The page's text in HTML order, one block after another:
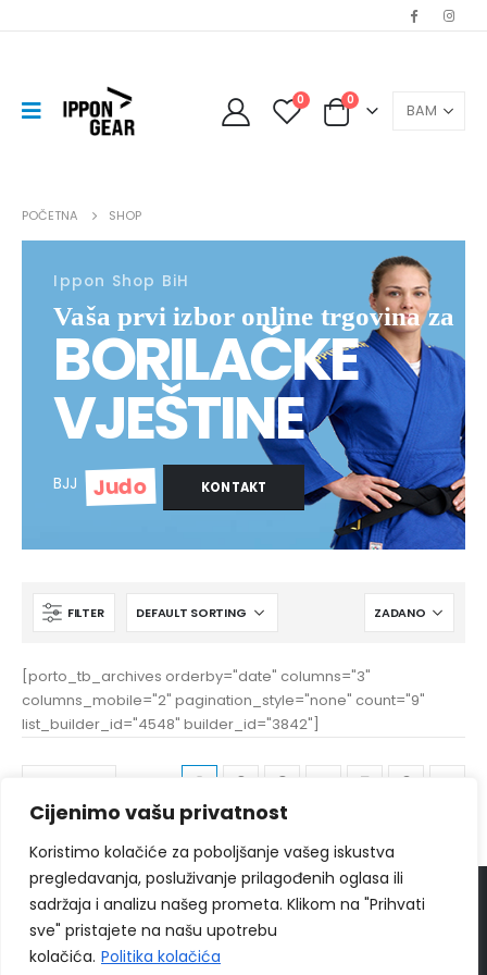
Cijenimo vašu privatnost
Koristimo kolačiće za poboljšanje vašeg iskustva
pregledavanja, posluživanje prilagođenih oglasa ili
sadržaja i analizu našeg prometa. Klikom na "Prihvati
sve" pristajete na našu upotrebu
kolačića. Politika kolačića
0 0
POČETNA SHOP
Ippon Shop BiH
Vaša prvi izbor online trgovina za
BORILAČKE
VJEŠTINE
BJJ Judo KONTAKT
FILTER
[porto_tb_archives orderby="date" columns="3"
columns_mobile="2" pagination_style="none" count="9"
list_builder_id="4548" builder_id="3842"]
1 2 3 5 6
© 2024 Ippon Shop BiH Sva prava zadržava
Web Design "CanaC.ba